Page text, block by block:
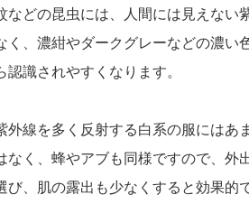
などの昆虫には、人間には見えない
く、濃紺やダークグレーなどの濃い
認識されやすくなります。
外線を多く反射する白系の服にはあ
なく、蜂やアブも同様ですので、外
び、肌の露出も少なくすると効果的